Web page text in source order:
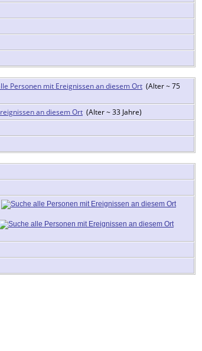
(Alter ~ 75
(Alter ~ 33 Jahre)